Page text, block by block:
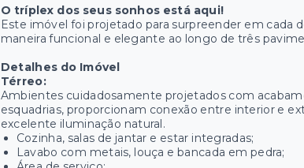
O tríplex dos seus sonhos está aqui!
Este imóvel foi projetado para surpreender em cada
maneira funcional e elegante ao longo de três
Detalhes do Imóvel
Térreo:
Ambientes cuidadosamente projetados com
esquadrias, proporcionam conexão entre interior e
excelente iluminação natural.
Cozinha, salas de jantar e estar integradas;
Lavabo com metais, louça e bancada em pedra;